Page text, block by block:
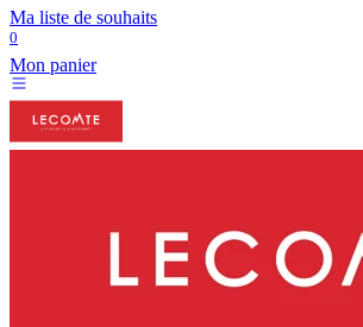
Ma liste de souhaits
0
Mon panier